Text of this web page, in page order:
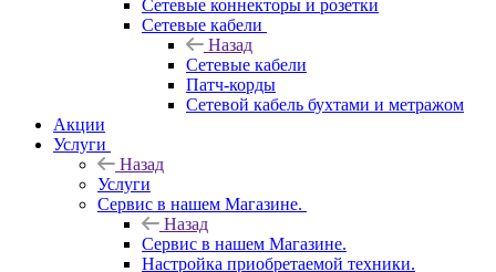
Сетевые коннекторы и розетки
Сетевые кабели
Назад
Сетевые кабели
Патч-корды
Сетевой кабель бухтами и метражом
Акции
Услуги
Назад
Услуги
Сервис в нашем Магазине.
Назад
Сервис в нашем Магазине.
Настройка приобретаемой техники.